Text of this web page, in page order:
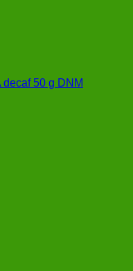
50 g DNM